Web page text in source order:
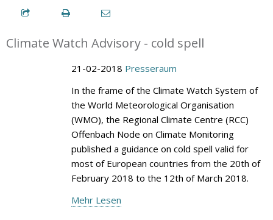
Climate Watch Advisory - cold spell
21-02-2018 Presseraum
In the frame of the Climate Watch System of
the World Meteorological Organisation
(WMO), the Regional Climate Centre (RCC)
Offenbach Node on Climate Monitoring
published a guidance on cold spell valid for
most of European countries from the 20th of
February 2018 to the 12th of March 2018.
Mehr Lesen